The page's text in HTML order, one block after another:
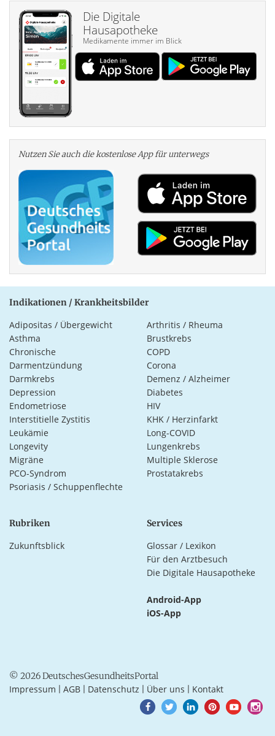
Die Digitale
Hausapotheke
Medikamente immer im Blick
Nutzen Sie auch die kosten­lose App für unterwegs
Indikationen / Krankheitsbilder
Adipositas / Übergewicht
Arthritis / Rheuma
Asthma
Brustkrebs
Chronische
Darmentzündung
COPD
Corona
Darmkrebs
Demenz / Alzheimer
Depression
Diabetes
Endometriose
HIV
Interstitielle Zystitis
KHK / Herzinfarkt
Leukämie
Long-COVID
Longevity
Lungenkrebs
Migräne
Multiple Sklerose
PCO-Syndrom
Prostatakrebs
Psoriasis / Schuppenflechte
Rubriken
Zukunftsblick
Services
Glossar / Lexikon
Für den Arztbesuch
Die Digitale Hausapotheke
Android-App
iOS-App
© 2026 DeutschesGesundheitsPortal
Impressum AGB Datenschutz Über uns Kontakt